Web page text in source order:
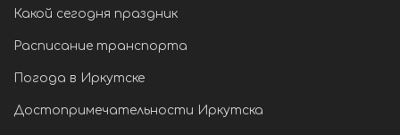
Какой сегодня праздник
Расписание транспорта
Погода в Иркутске
Достопримечательности Иркутска